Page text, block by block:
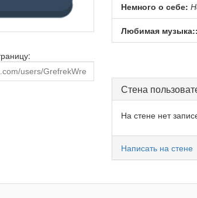
Немного о себе:
Любимая музыка::
Стена
На стене нет
Написать на стене